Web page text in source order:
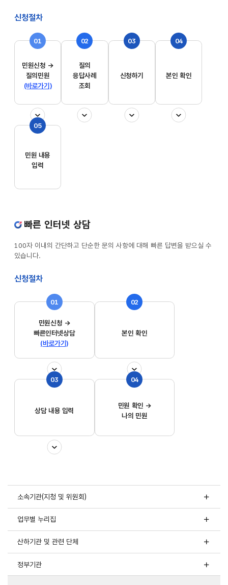
신청절차
01
민원신청 →
질의민원
(바로가기)
02
질의
응답사례
조회
03
신청하기
04
본인 확인
05
민원 내용
입력
빠른 인터넷 상담
100자 이내의 간단하고 단순한 문의 사항에 대해 빠른 답변을 받으실 수
있습니다.
신청절차
01
민원신청 →
빠른인터넷상담
(바로가기)
02
본인 확인
03
상담 내용 입력
04
민원 확인 →
나의 민원
소속기관(지청 및 위원회)
업무별 누리집
산하기관 및 관련 단체
정부기관